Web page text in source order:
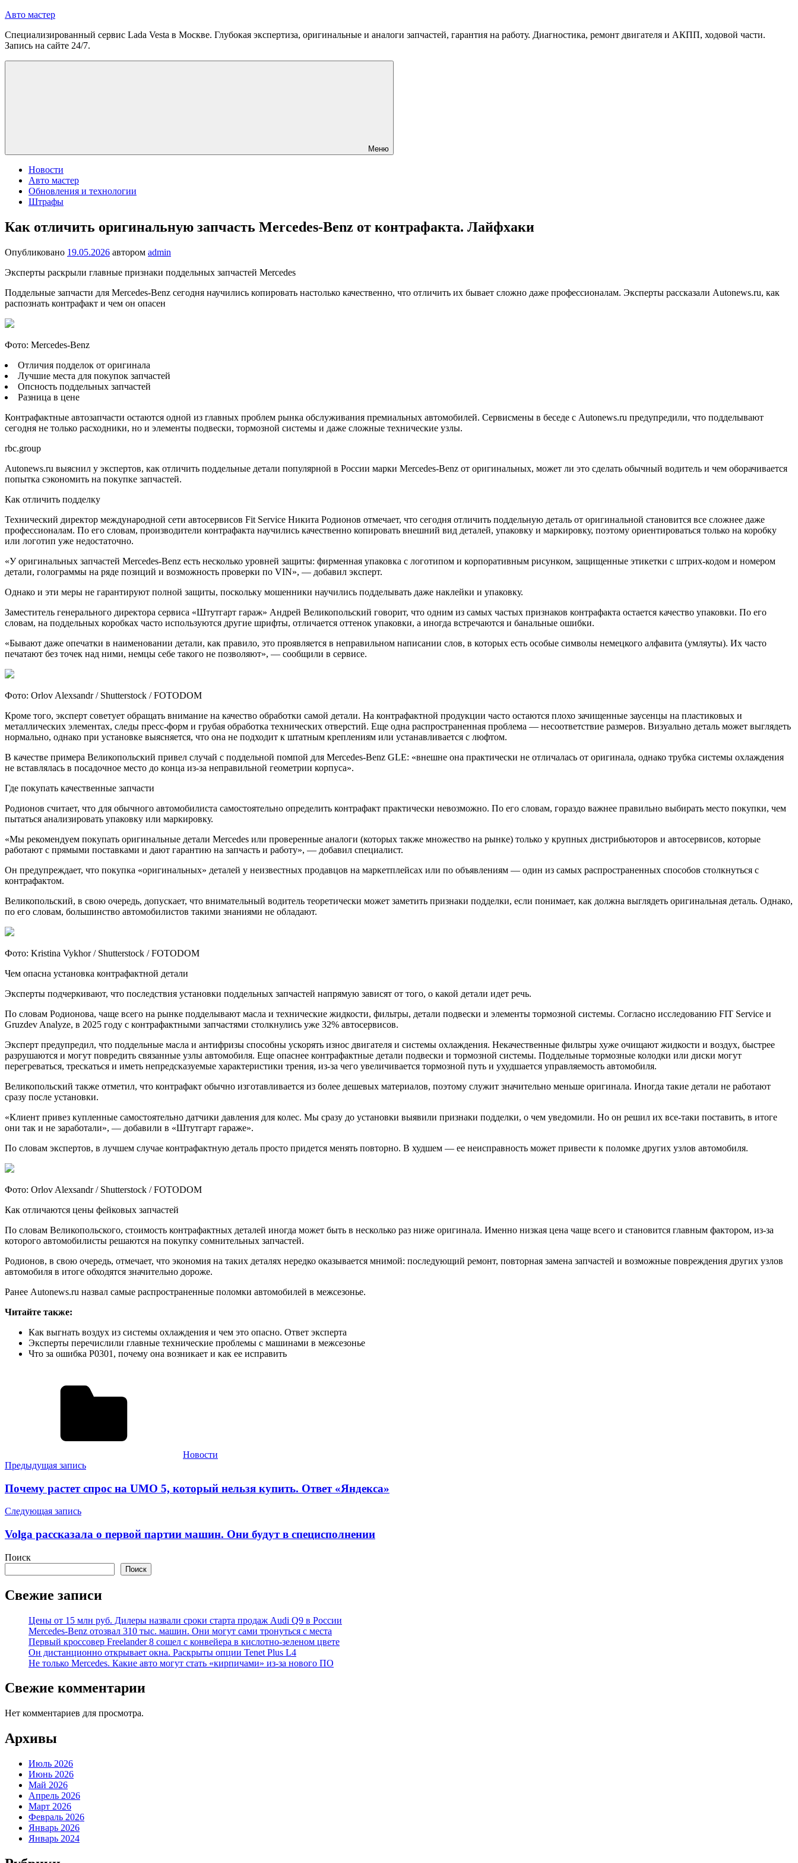
Перейти
содержимому
Авто мастер
Специализированный сервис Lada Vesta в Москве. Глубокая экспертиза, оригинальные и аналоги запчастей, гарантия на работу. Диагностика, ремонт двигателя и АКПП, ходовой части.
Запись на сайте 24/7.
Меню
Новости
Авто мастер
Обновления и технологии
Штрафы
Как отличить оригинальную запчасть Mercedes-Benz от контрафакта. Лайфхаки
Опубликовано 19.05.2026 автором admin
Эксперты раскрыли главные признаки поддельных запчастей Mercedes
Поддельные запчасти для Mercedes-Benz сегодня научились копировать настолько качественно, что отличить их бывает сложно даже профессионалам. Эксперты рассказали Autonews.ru, как
распознать контрафакт и чем он опасен
Фото: Mercedes-Benz
Отличия подделок от оригинала
Лучшие места для покупок запчастей
Опсность поддельных запчастей
Разница в цене
Контрафактные автозапчасти остаются одной из главных проблем рынка обслуживания премиальных автомобилей. Сервисмены в беседе с Autonews.ru предупредили, что подделывают
сегодня не только расходники, но и элементы подвески, тормозной системы и даже сложные технические узлы.
rbc.group
Autonews.ru выяснил у экспертов, как отличить поддельные детали популярной в России марки Mercedes-Benz от оригинальных, может ли это сделать обычный водитель и чем оборачивается
попытка сэкономить на покупке запчастей.
Как отличить подделку
Технический директор международной сети автосервисов Fit Service Никита Родионов отмечает, что сегодня отличить поддельную деталь от оригинальной становится все сложнее даже
профессионалам. По его словам, производители контрафакта научились качественно копировать внешний вид деталей, упаковку и маркировку, поэтому ориентироваться только на коробку
или логотип уже недостаточно.
«У оригинальных запчастей Mercedes-Benz есть несколько уровней защиты: фирменная упаковка с логотипом и корпоративным рисунком, защищенные этикетки с штрих‑кодом и номером
детали, голограммы на ряде позиций и возможность проверки по VIN», — добавил эксперт.
Однако и эти меры не гарантируют полной защиты, поскольку мошенники научились подделывать даже наклейки и упаковку.
Заместитель генерального директора сервиса «Штутгарт гараж» Андрей Великопольский говорит, что одним из самых частых признаков контрафакта остается качество упаковки. По его
словам, на поддельных коробках часто используются другие шрифты, отличается оттенок упаковки, а иногда встречаются и банальные ошибки.
«Бывают даже опечатки в наименовании детали, как правило, это проявляется в неправильном написании слов, в которых есть особые символы немецкого алфавита (умляуты). Их часто
печатают без точек над ними, немцы себе такого не позволяют», — сообщили в сервисе.
Фото: Orlov Alexsandr / Shutterstock / FOTODOM
Кроме того, эксперт советует обращать внимание на качество обработки самой детали. На контрафактной продукции часто остаются плохо зачищенные заусенцы на пластиковых и
металлических элементах, следы пресс-форм и грубая обработка технических отверстий. Еще одна распространенная проблема — несоответствие размеров. Визуально деталь может выглядеть
нормально, однако при установке выясняется, что она не подходит к штатным креплениям или устанавливается с люфтом.
В качестве примера Великопольский привел случай с поддельной помпой для Mercedes-Benz GLE: «внешне она практически не отличалась от оригинала, однако трубка системы охлаждения
не вставлялась в посадочное место до конца из-за неправильной геометрии корпуса».
Где покупать качественные запчасти
Родионов считает, что для обычного автомобилиста самостоятельно определить контрафакт практически невозможно. По его словам, гораздо важнее правильно выбирать место покупки, чем
пытаться анализировать упаковку или маркировку.
«Мы рекомендуем покупать оригинальные детали Mercedes или проверенные аналоги (которых также множество на рынке) только у крупных дистрибьюторов и автосервисов, которые
работают с прямыми поставками и дают гарантию на запчасть и работу», — добавил специалист.
Он предупреждает, что покупка «оригинальных» деталей у неизвестных продавцов на маркетплейсах или по объявлениям — один из самых распространенных способов столкнуться с
контрафактом.
Великопольский, в свою очередь, допускает, что внимательный водитель теоретически может заметить признаки подделки, если понимает, как должна выглядеть оригинальная деталь. Однако,
по его словам, большинство автомобилистов такими знаниями не обладают.
Фото: Kristina Vykhor / Shutterstock / FOTODOM
Чем опасна установка контрафактной детали
Эксперты подчеркивают, что последствия установки поддельных запчастей напрямую зависят от того, о какой детали идет речь.
По словам Родионова, чаще всего на рынке подделывают масла и технические жидкости, фильтры, детали подвески и элементы тормозной системы. Согласно исследованию FIT Service и
Gruzdev Analyze, в 2025 году с контрафактными запчастями столкнулись уже 32% автосервисов.
Эксперт предупредил, что поддельные масла и антифризы способны ускорять износ двигателя и системы охлаждения. Некачественные фильтры хуже очищают жидкости и воздух, быстрее
разрушаются и могут повредить связанные узлы автомобиля. Еще опаснее контрафактные детали подвески и тормозной системы. Поддельные тормозные колодки или диски могут
перегреваться, трескаться и иметь непредсказуемые характеристики трения, из-за чего увеличивается тормозной путь и ухудшается управляемость автомобиля.
Великопольский также отметил, что контрафакт обычно изготавливается из более дешевых материалов, поэтому служит значительно меньше оригинала. Иногда такие детали не работают
сразу после установки.
«Клиент привез купленные самостоятельно датчики давления для колес. Мы сразу до установки выявили признаки подделки, о чем уведомили. Но он решил их все-таки поставить, в итоге
они так и не заработали», — добавили в «Штутгарт гараже».
По словам экспертов, в лучшем случае контрафактную деталь просто придется менять повторно. В худшем — ее неисправность может привести к поломке других узлов автомобиля.
Фото: Orlov Alexsandr / Shutterstock / FOTODOM
Как отличаются цены фейковых запчастей
По словам Великопольского, стоимость контрафактных деталей иногда может быть в несколько раз ниже оригинала. Именно низкая цена чаще всего и становится главным фактором, из-за
которого автомобилисты решаются на покупку сомнительных запчастей.
Родионов, в свою очередь, отмечает, что экономия на таких деталях нередко оказывается мнимой: последующий ремонт, повторная замена запчастей и возможные повреждения других узлов
автомобиля в итоге обходятся значительно дороже.
Ранее Autonews.ru назвал самые распространенные поломки автомобилей в межсезонье.
Читайте также:
Как выгнать воздух из системы охлаждения и чем это опасно. Ответ эксперта
Эксперты перечислили главные технические проблемы с машинами в межсезонье
Что за ошибка P0301, почему она возникает и как ее исправить
Новости
Навигация
по
записям
Предыдущая запись
Почему растет спрос на UMO 5, который нельзя купить. Ответ «Яндекса»
Следующая запись
Volga рассказала о первой партии машин. Они будут в специсполнении
Поиск
Поиск
Свежие записи
Цены от 15 млн руб. Дилеры назвали сроки старта продаж Audi Q9 в России
Mercedes-Benz отозвал 310 тыс. машин. Они могут сами тронуться с места
Первый кроссовер Freelander 8 сошел с конвейера в кислотно-зеленом цвете
Он дистанционно открывает окна. Раскрыты опции Tenet Plus L4
Не только Mercedes. Какие авто могут стать «кирпичами» из-за нового ПО
Свежие комментарии
Нет комментариев для просмотра.
Архивы
Июль 2026
Июнь 2026
Май 2026
Апрель 2026
Март 2026
Февраль 2026
Январь 2026
Январь 2024